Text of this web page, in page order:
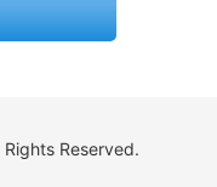
Reserved.